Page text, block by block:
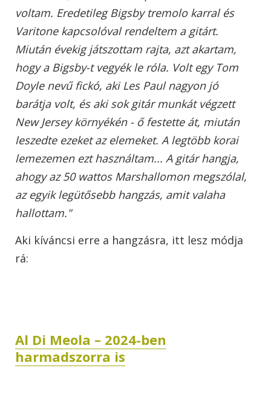
voltam. Eredetileg Bigsby tremolo karral és
Varitone kapcsolóval rendeltem a gitárt.
Miután évekig játszottam rajta, azt akartam,
hogy a Bigsby-t vegyék le róla. Volt egy Tom
Doyle nevű fickó, aki Les Paul nagyon jó
barátja volt, és aki sok gitár munkát végzett
New Jersey környékén - ő festette át, miután
leszedte ezeket az elemeket. A legtöbb korai
lemezemen ezt használtam... A gitár hangja,
ahogy az 50 wattos Marshallomon megszólal,
az egyik legütősebb hangzás, amit valaha
hallottam."
Aki kíváncsi erre a hangzásra, itt lesz módja
rá:
Al Di Meola – 2024-ben
harmadszorra is